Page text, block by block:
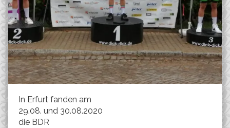
In Erfurt fanden am
29.08. und 30.08.2020
die BDR